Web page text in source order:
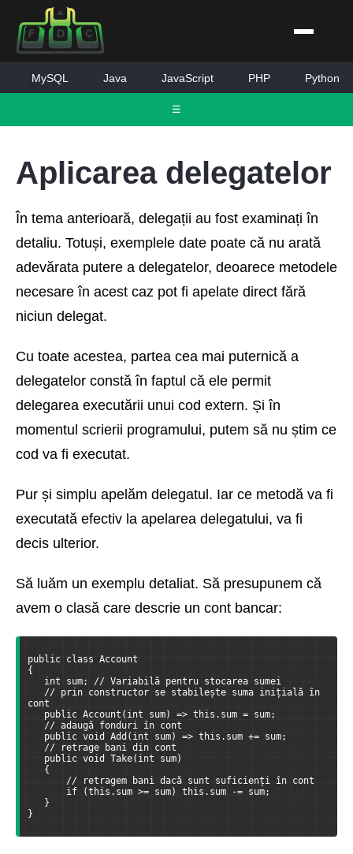
☰
MySQL Java JavaScript PHP Python
Aplicarea delegatelor
În tema anterioară, delegații au fost examinați în
detaliu. Totuși, exemplele date poate că nu arată
adevărata putere a delegatelor, deoarece metodele
necesare în acest caz pot fi apelate direct fără
niciun delegat.
Cu toate acestea, partea cea mai puternică a
delegatelor constă în faptul că ele permit
delegarea executării unui cod extern. Și în
momentul scrierii programului, putem să nu știm ce
cod va fi executat.
Pur și simplu apelăm delegatul. Iar ce metodă va fi
executată efectiv la apelarea delegatului, va fi
decis ulterior.
Să luăm un exemplu detaliat. Să presupunem că
avem o clasă care descrie un cont bancar:
public class Account
{
int sum; // Variabilă pentru stocarea sumei
// prin constructor se stabilește suma inițială în
cont
public Account(int sum) => this.sum = sum;
// adaugă fonduri în cont
public void Add(int sum) => this.sum += sum;
// retrage bani din cont
public void Take(int sum)
{
// retragem bani dacă sunt suficienți în cont
if (this.sum >= sum) this.sum -= sum;
}
}